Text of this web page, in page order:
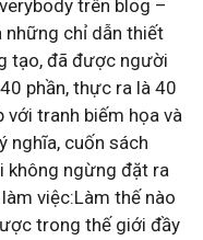
trên blog –
những chỉ dẫn thiết
tạo, đã được người
phần, thực ra là 40
với tranh biếm họa và
nghĩa, cuốn sách
không ngừng đặt ra
việc:Làm thế nào
trong thế giới đầy